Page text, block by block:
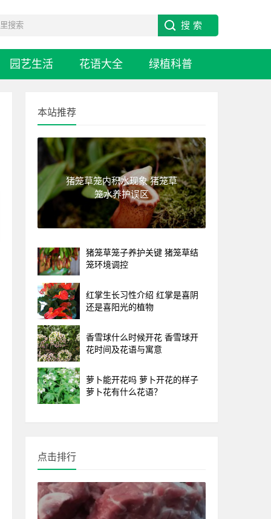
园艺生活 花语大全 绿植科普
本站推荐
猪笼草笼内积水现象 猪笼草
笼水养护误区
猪笼草笼子养护关键 猪笼草结
笼环境调控
红掌生长习性介绍 红掌是喜阴
还是喜阳光的植物
香雪球什么时候开花 香雪球开
花时间及花语与寓意
萝卜能开花吗 萝卜开花的样子
萝卜花有什么花语？
点击排行